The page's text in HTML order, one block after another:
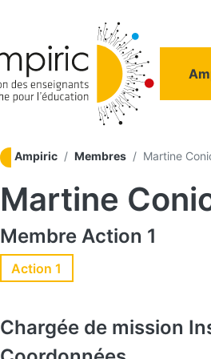
Ampiric Membres Martine
Martine
Membre Action 1
Action 1
Chargée de mission